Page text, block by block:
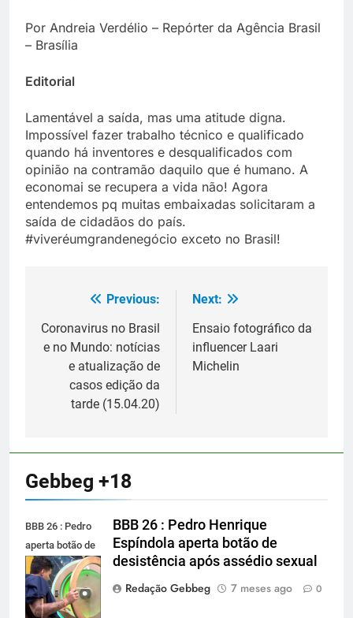
Por Andreia Verdélio – Repórter da Agência Brasil
– Brasília
Editorial
Lamentável a saída, mas uma atitude digna.
Impossível fazer trabalho técnico e qualificado
quando há inventores e desqualificados com
opinião na contramão daquilo que é humano. A
economai se recupera a vida não! Agora
entendemos pq muitas embaixadas solicitaram a
saída de cidadãos do país.
#viveréumgrandenegócio exceto no Brasil!
Navegação
de
Post
Previous:
Coronavirus no Brasil
e no Mundo: notícias
e atualização de
casos edição da
tarde (15.04.20)
Next:
Ensaio fotográfico da
influencer Laari
Michelin
Gebbeg +18
BBB 26 : Pedro
aperta botão de
desistência
após assédio
sexual
BBB 26 : Pedro Henrique
Espíndola aperta botão de
desistência após assédio sexual
Redação Gebbeg
7 meses ago 0